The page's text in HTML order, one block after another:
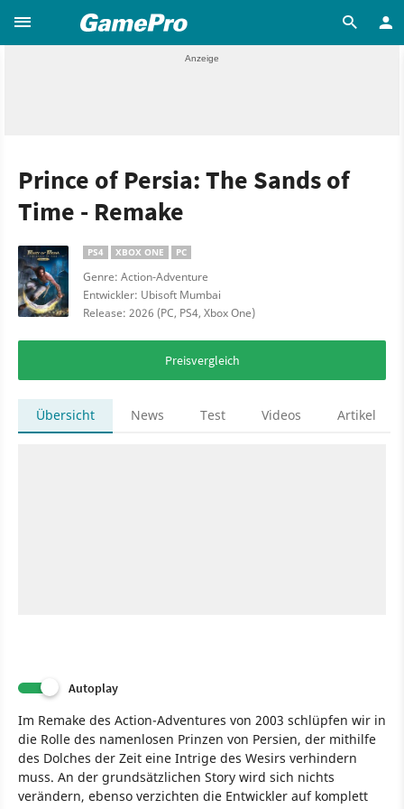
Prince of Persia: The Sands of
Time - Remake
PS4 XBOX ONE PC
Genre: Action-Adventure
Entwickler: Ubisoft Mumbai
Release: 2026 (PC, PS4, Xbox One)
Preisvergleich
Übersicht News Test Videos Artikel
Autoplay
Im Remake des Action-Adventures von 2003 schlüpfen wir in
die Rolle des namenlosen Prinzen von Persien, der mithilfe
des Dolches der Zeit eine Intrige des Wesirs verhindern
muss. An der grundsätzlichen Story wird sich nichts
verändern, ebenso verzichten die Entwickler auf komplett